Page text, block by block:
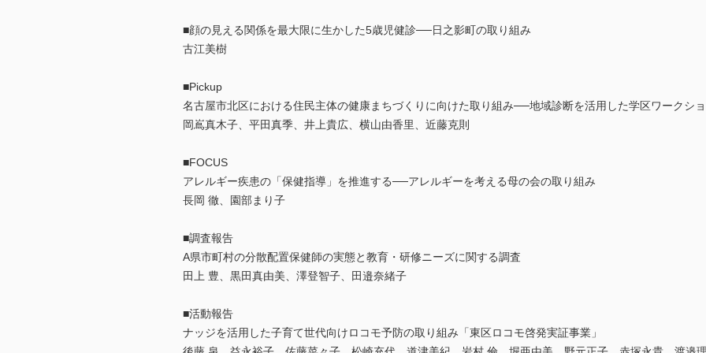
■顔の見える関係を最大限に生かした5歳児健診──日之影町の取り組み
古江美樹
■Pickup
名古屋市北区における住民主体の健康まちづくりに向けた取り組み──地域診断を活用した学区ワークシ
岡嶌真木子、平田真季、井上貴広、横山由香里、近藤克則
■FOCUS
アレルギー疾患の「保健指導」を推進する──アレルギーを考える母の会の取り組み
長岡 徹、園部まり子
■調査報告
A県市町村の分散配置保健師の実態と教育・研修ニーズに関する調査
田上 豊、黒田真由美、澤登智子、田邉奈緒子
■活動報告
ナッジを活用した子育て世代向けロコモ予防の取り組み「東区ロコモ啓発実証事業」